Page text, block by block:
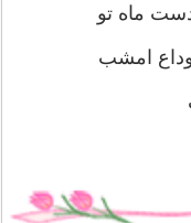
ماه تو
امشب